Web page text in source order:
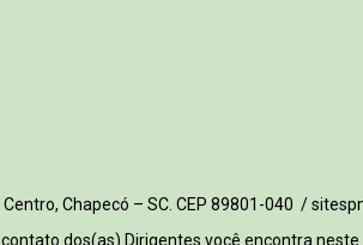
Centro, Chapecó – SC. CEP 89801-040 /
dos(as) Dirigentes você encontra neste